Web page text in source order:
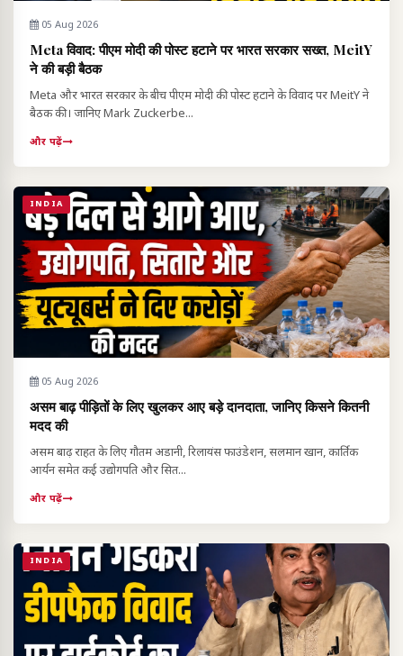
05 Aug 2026
Meta विवाद: पीएम मोदी की पोस्ट हटाने पर भारत सरकार सख्त, MeitY
ने की बड़ी बैठक
Meta और भारत सरकार के बीच पीएम मोदी की पोस्ट हटाने के विवाद पर MeitY ने
बैठक की। जानिए Mark Zuckerbe...
और पढ़ें
INDIA
05 Aug 2026
असम बाढ़ पीड़ितों के लिए खुलकर आए बड़े दानदाता, जानिए किसने कितनी
मदद की
असम बाढ़ राहत के लिए गौतम अडानी, रिलायंस फाउंडेशन, सलमान खान, कार्तिक
आर्यन समेत कई उद्योगपति और सित...
और पढ़ें
INDIA